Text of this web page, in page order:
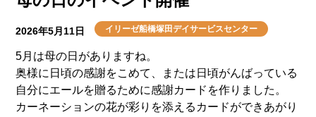
2026年5月11日 イリーゼ船橋塚田デイサービスセンター
5月は母の日がありますね。
奥様に日頃の感謝をこめて、または日頃がんばっている
自分にエールを贈るために感謝カードを作りました。
カーネーションの花が彩りを添えるカードができあがり